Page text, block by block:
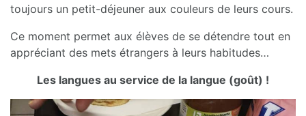
toujours un petit-déjeuner aux couleurs de leurs cours.
Ce moment permet aux élèves de se détendre tout en
appréciant des mets étrangers à leurs habitudes…
Les langues au service de la langue (goût) !